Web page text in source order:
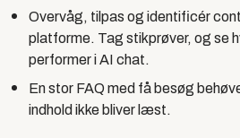
Overvåg, tilpas og identificér
platforme. Tag stikprøver, og se
performer i AI chat.
En stor FAQ med få besøg
indhold ikke bliver læst.